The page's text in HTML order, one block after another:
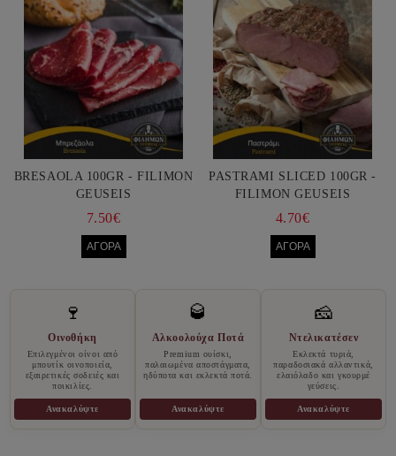
BRESAOLA 100GR - FILIMON
GEUSEIS
7.50€
PASTRAMI SLICED 100GR -
FILIMON GEUSEIS
4.70€
🍷
Οινοθήκη
Επιλεγμένοι οίνοι από
μπουτίκ οινοποιεία,
εξαιρετικές σοδειές και
ποικιλίες.
Ανακαλύψτε
🥃
Αλκοολούχα Ποτά
Premium ουίσκι,
παλαιωμένα αποστάγματα,
ηδύποτα και εκλεκτά ποτά.
Ανακαλύψτε
🧀
Ντελικατέσεν
Εκλεκτά τυριά,
παραδοσιακά αλλαντικά,
ελαιόλαδο και γκουρμέ
γεύσεις.
Ανακαλύψτε